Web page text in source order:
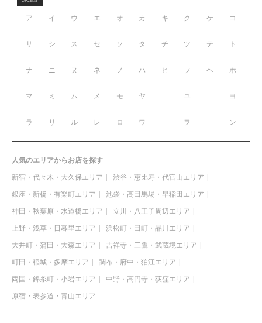
ア イ ウ エ オ
サ シ ス セ ソ
ナ ニ ヌ ネ ノ
マ ミ ム メ モ
ラ リ ル レ ロ
カ キ ク ケ コ
タ チ ツ テ ト
ハ ヒ フ ヘ ホ
ヤ ユ ヨ
ワ ヲ ン
人気のエリアからお店を探す
新宿・代々木・大久保エリア 渋谷・恵比寿・代官山エリア
銀座・新橋・有楽町エリア 池袋・高田馬場・早稲田エリア
神田・秋葉原・水道橋エリア 立川・八王子周辺エリア
上野・浅草・日暮里エリア 浜松町・田町・品川エリア
大井町・蒲田・大森エリア 吉祥寺・三鷹・武蔵境エリア
町田・稲城・多摩エリア 調布・府中・狛江エリア
両国・錦糸町・小岩エリア 中野・高円寺・荻窪エリア
原宿・表参道・青山エリア